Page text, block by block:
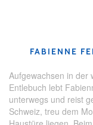
FABIENNE
Aufgewachsen in der
Entlebuch lebt
unterwegs und reist
Schweiz, treu dem